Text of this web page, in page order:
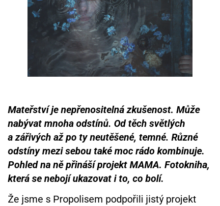
Mateřství je nepřenositelná zkušenost. Může
nabývat mnoha odstínů. Od těch světlých
a zářivých až po ty neutěšené, temné. Různé
odstíny mezi sebou také moc rádo kombinuje.
Pohled na ně přináší projekt MAMA. Fotokniha,
která se nebojí ukazovat i to, co bolí.
Že jsme s Propolisem podpořili jistý projekt